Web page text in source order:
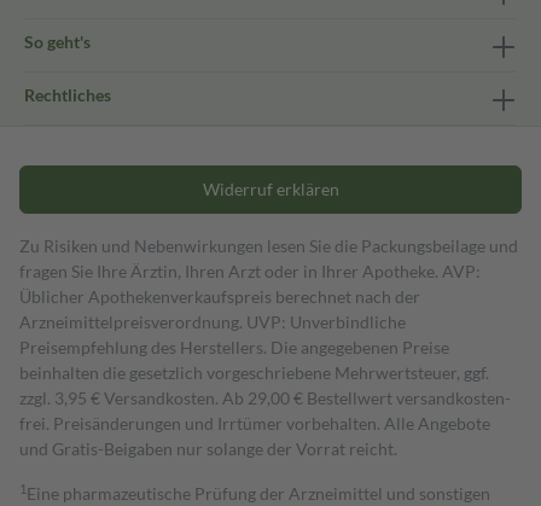
So geht's
Rechtliches
Widerruf erklären
Zu Risiken und Nebenwirkungen lesen Sie die Packungsbeilage und
fragen Sie Ihre Ärztin, Ihren Arzt oder in Ihrer Apotheke. AVP:
Üblicher Apothekenverkaufspreis berechnet nach der
Arzneimittelpreisverordnung. UVP: Unverbindliche
Preisempfehlung des Herstellers. Die angegebenen Preise
beinhalten die gesetzlich vorgeschriebene Mehrwertsteuer, ggf.
zzgl. 3,95 € Versandkosten. Ab 29,00 € Bestell­wert versand­kosten­
frei. Preisänderungen und Irrtümer vorbehalten. Alle Angebote
und Gratis-Beigaben nur solange der Vorrat reicht.
1 Eine pharmazeutische Prüfung der Arzneimittel und sonstigen